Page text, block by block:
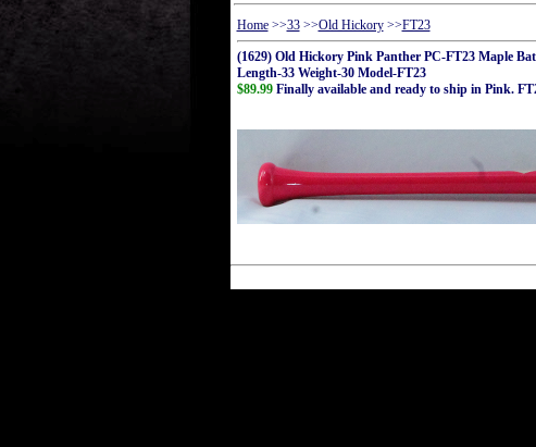
Home>>33>>Old Hickory>>FT23
(1629) Old Hickory Pink Panther PC-FT23 Maple Bat
Length-33 Weight-30 Model-FT23
$89.99Finally available and ready to ship in Pink.